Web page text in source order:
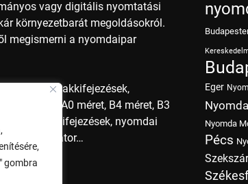
gombra
vagy digitális nyomtatási
környezetbarát megoldásokról.
megismerni a nyomdaipar
nyomdai szakkifejezések,
A1 méret, A0 méret, B4 méret, B3
szakkifejezések, nyomdai
operátor…
Eger
Nyomda
Pécs